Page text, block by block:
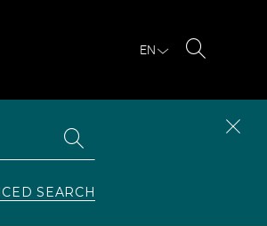
EN
SEARCH